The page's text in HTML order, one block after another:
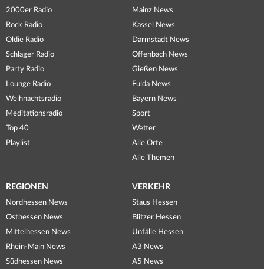
2000er Radio
Rock Radio
Oldie Radio
Schlager Radio
Party Radio
Lounge Radio
Weihnachtsradio
Meditationsradio
Top 40
Playlist
Mainz News
Kassel News
Darmstadt News
Offenbach News
Gießen News
Fulda News
Bayern News
Sport
Wetter
Alle Orte
Alle Themen
REGIONEN
Nordhessen News
Osthessen News
Mittelhessen News
Rhein-Main News
Südhessen News
VERKEHR
Staus Hessen
Blitzer Hessen
Unfälle Hessen
A3 News
A5 News